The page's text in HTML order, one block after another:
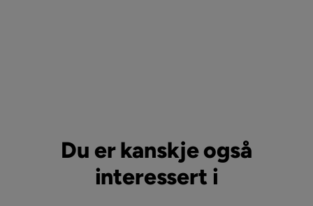
Du er kanskje også
interessert i